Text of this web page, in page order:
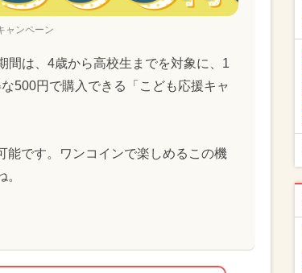
ャンペーン
間は、4歳から高校生までを対象に、1
500円で購入できる「こども応援キャ
能です。ワンコインで楽しめるこの機